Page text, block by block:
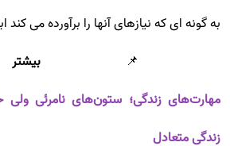
به گونه ای که نیازهای آنها را برآورده می کند
📌
مهارت‌های زندگی؛ ستون‌های نامرئی
زندگی متعادل